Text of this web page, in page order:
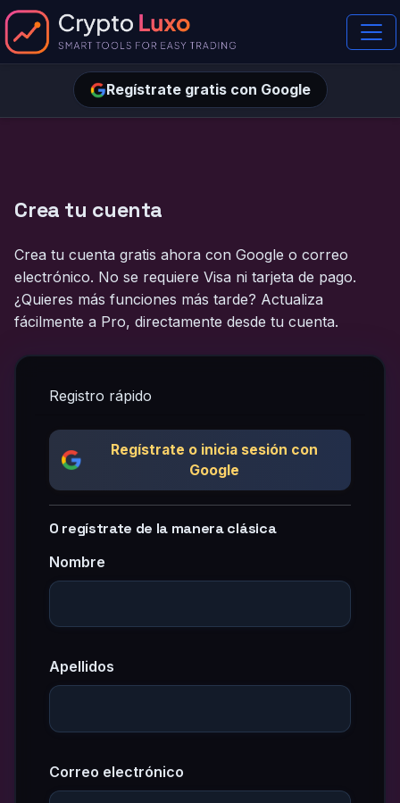
Regístrate gratis con Google
Crea tu cuenta
Crea tu cuenta gratis ahora con Google o correo
electrónico. No se requiere Visa ni tarjeta de pago.
¿Quieres más funciones más tarde? Actualiza
fácilmente a Pro, directamente desde tu cuenta.
Registro rápido
Regístrate o inicia sesión con
Google
O regístrate de la manera clásica
Nombre
Apellidos
Correo electrónico